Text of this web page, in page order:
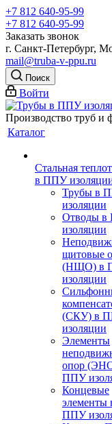
+7 812 640-95-99
+7 812 640-95-99
Заказать звонок
г. Санкт-
mail@truba-v-ppu.ru
Поиск
Войти
Производство труб
Каталог
Стальная
в ППУ
Трубы в
изоляции
Отводы
изоляции
щитовые
(НЩО) в
изоляции
(СКУ) в
изоляции
Элементы
опор
ППУ
Концевые
элементы
ППУ